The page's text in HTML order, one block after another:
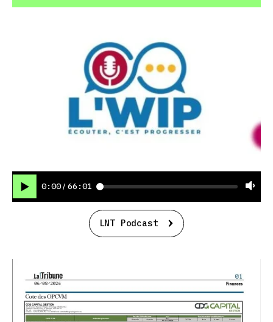
0:00 / 66:01
LNT Podcast